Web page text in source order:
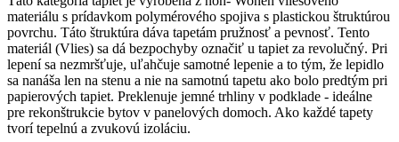
materiálu s prídavkom polymérového spojiva s plastickou štruktúrou
povrchu. Táto štruktúra dáva tapetám pružnosť a pevnosť. Tento
materiál (Vlies) sa dá bezpochyby označiť u tapiet za revolučný. Pri
lepení sa nezmršťuje, uľahčuje samotné lepenie a to tým, že lepidlo
sa nanáša len na stenu a nie na samotnú tapetu ako bolo predtým pri
papierových tapiet. Preklenuje jemné trhliny v podklade - ideálne
pre rekonštrukcie bytov v panelových domoch. Ako každé tapety
tvorí tepelnú a zvukovú izoláciu.